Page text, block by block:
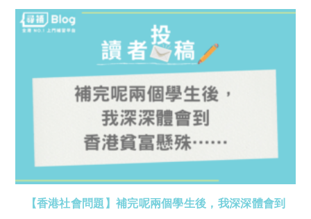
【香港社會問題】補完呢兩個學生後，我深深體會到